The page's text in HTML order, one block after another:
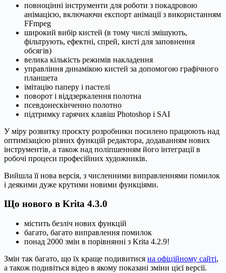
повноцінні інструменти для роботи з покадровою
анімацією, включаючи експорт анімації з використанням
FFmpeg
широкий вибір кистей (в тому числі змішують,
фільтрують, ефектні, спрей, кисті для заповнення
обсягів)
велика кількість режимів накладення
управління динамікою кистей за допомогою графічного
планшета
імітацію паперу і пастелі
поворот і віддзеркалення полотна
псевдонескінченно полотно
підтримку гарячих клавіш Photoshop і SAI
У міру розвитку проєкту розробники посилено працюють над
оптимізацією різних функцій редактора, додаванням нових
інструментів, а також над поліпшенням його інтеграції в
робочі процеси професійних художників.
Вийшла її нова версія, з численними виправленнями помилок
і деякими дуже крутими новими функціями.
Що нового в Krita 4.3.0
містить безліч нових функцій
багато, багато виправлення помилок
понад 2000 змін в порівнянні з Krita 4.2.9!
Змін так багато, що їх краще подивитися на офіційному сайті,
а також подивіться відео в якому показані зміни цієї версії.